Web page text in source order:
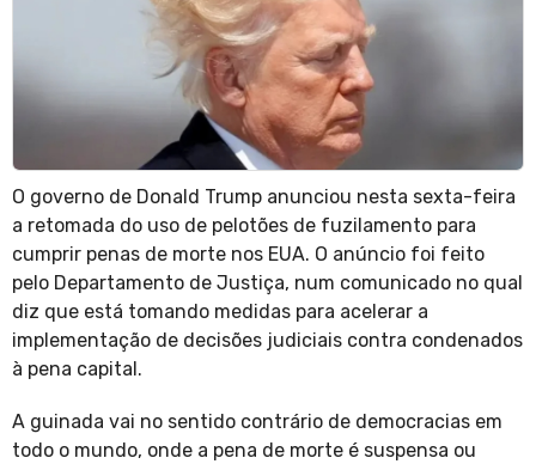
O governo de Donald Trump anunciou nesta sexta-feira
a retomada do uso de pelotões de fuzilamento para
cumprir penas de morte nos EUA. O anúncio foi feito
pelo Departamento de Justiça, num comunicado no qual
diz que está tomando medidas para acelerar a
implementação de decisões judiciais contra condenados
à pena capital.
A guinada vai no sentido contrário de democracias em
todo o mundo, onde a pena de morte é suspensa ou